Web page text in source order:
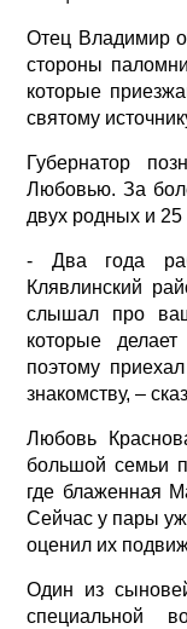
Отец Владимир
стороны
которые
святому
Губернатор
Любовью. За
двух родных и
- Два года
Клявлинский
слышал про
которые
поэтому
знакомству, –
Любовь
большой семьи
где блаженная
Сейчас у пары
оценил их
Один из
специальной